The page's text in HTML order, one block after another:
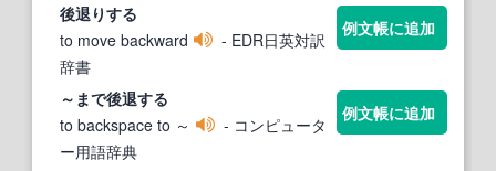
後退 りする
to move backward
- EDR日英対訳
辞書
例文帳に追加
～まで後退する
to backspace to ～
- コンピュータ
ー用語辞典
例文帳に追加